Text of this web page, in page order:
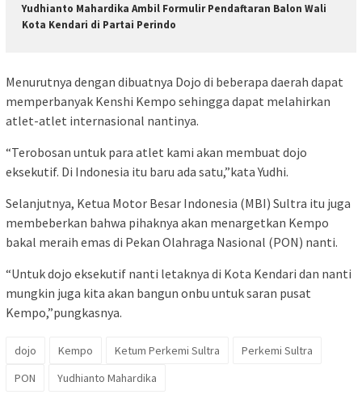
Yudhianto Mahardika Ambil Formulir Pendaftaran Balon Wali
Kota Kendari di Partai Perindo
Menurutnya dengan dibuatnya Dojo di beberapa daerah dapat
memperbanyak Kenshi Kempo sehingga dapat melahirkan
atlet-atlet internasional nantinya.
“Terobosan untuk para atlet kami akan membuat dojo
eksekutif. Di Indonesia itu baru ada satu,”kata Yudhi.
Selanjutnya, Ketua Motor Besar Indonesia (MBI) Sultra itu juga
membeberkan bahwa pihaknya akan menargetkan Kempo
bakal meraih emas di Pekan Olahraga Nasional (PON) nanti.
“Untuk dojo eksekutif nanti letaknya di Kota Kendari dan nanti
mungkin juga kita akan bangun onbu untuk saran pusat
Kempo,”pungkasnya.
dojo Kempo Ketum Perkemi Sultra
Perkemi Sultra
PON
Yudhianto Mahardika